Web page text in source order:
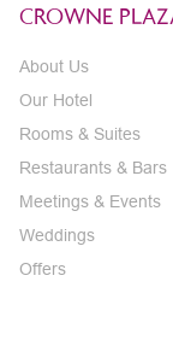
CROWNE
About Us
Our Hotel
Rooms & Suites
Restaurants & Bars
Meetings & Events
Weddings
Offers